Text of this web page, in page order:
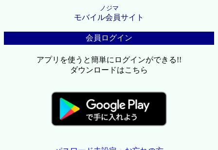
ノジマ
モバイル会員サイト
会員ログイン
アプリを使うと簡単にログインができる!!
ダウンロードはこちら